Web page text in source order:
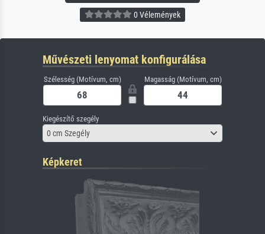
0 Vélemények
Művészeti lenyomat konfigurálása
Szélesség (Motívum, cm) Magasság (Motívum, cm)
Kiegészítő szegély
0 cm Szegély
Képkeret